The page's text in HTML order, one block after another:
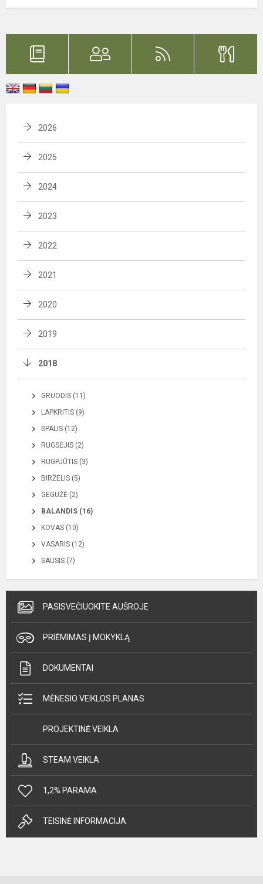
2026
2025
2024
2023
2022
2021
2020
2019
2018
GRUODIS (11)
LAPKRITIS (9)
SPALIS (12)
RUGSĖJIS (2)
RUGPJŪTIS (3)
BIRŽELIS (5)
GEGUŽĖ (2)
BALANDIS (16)
KOVAS (10)
VASARIS (12)
SAUSIS (7)
PASISVEČIUOKITE AUŠROJE
PRIĖMIMAS Į MOKYKLĄ
DOKUMENTAI
MĖNESIO VEIKLOS PLANAS
PROJEKTINĖ VEIKLA
STEAM VEIKLA
1,2% PARAMA
TEISINĖ INFORMACIJA